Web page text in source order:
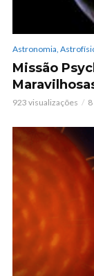
Astronomia,
Missão
923 visualizações